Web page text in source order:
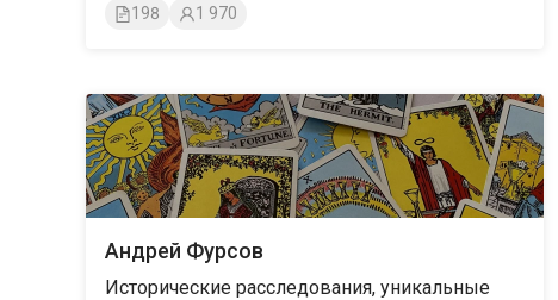
198 1 970
Андрей Фурсов
Исторические расследования, уникальные